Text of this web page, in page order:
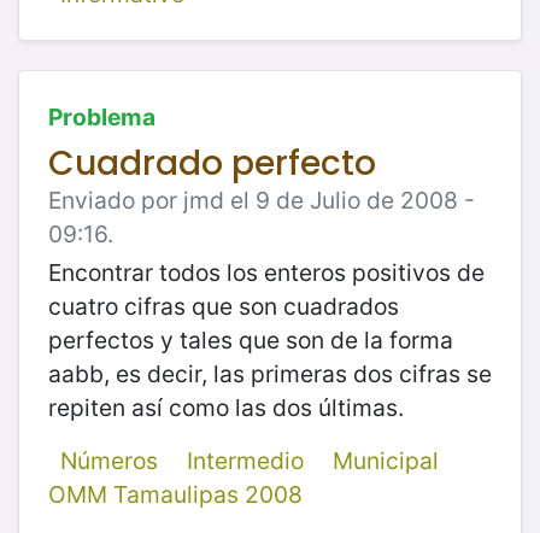
Problema
Cuadrado perfecto
Enviado por jmd el 9 de Julio de 2008 -
09:16.
Encontrar todos los enteros positivos de
cuatro cifras que son cuadrados
perfectos y tales que son de la forma
aabb, es decir, las primeras dos cifras se
repiten así como las dos últimas.
Números
Intermedio
Municipal
OMM Tamaulipas 2008